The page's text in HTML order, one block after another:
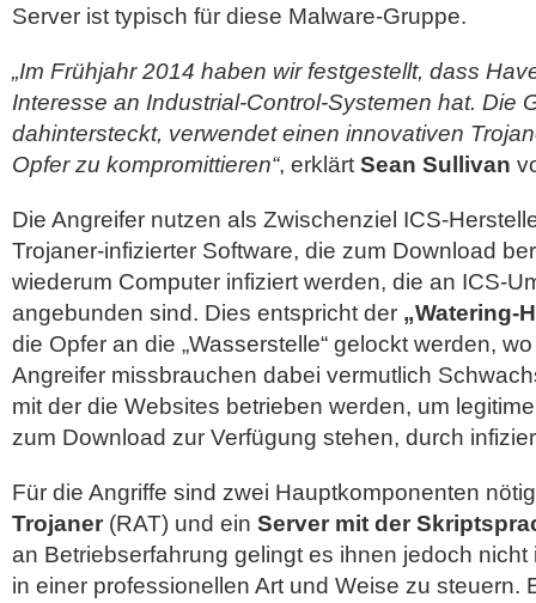
Server ist typisch für diese Malware-Gruppe.
„Im Frühjahr 2014 haben wir festgestellt, dass
Interesse an Industrial-Control-Systemen hat. Die
dahintersteckt, verwendet einen innovativen
Opfer zu kompromittieren“, erklärt Sean Sullivan
Die Angreifer nutzen als Zwischenziel ICS-
Trojaner-infizierter Software, die zum Download
wiederum Computer infiziert werden, die an ICS-
angebunden sind. Dies entspricht der „Watering-
die Opfer an die „Wasserstelle“ gelockt werden,
Angreifer missbrauchen dabei vermutlich
mit der die Websites betrieben werden, um
zum Download zur Verfügung stehen, durch
Für die Angriffe sind zwei Hauptkomponenten
Trojaner (RAT) und ein Server mit der
an Betriebserfahrung gelingt es ihnen jedoch nicht
in einer professionellen Art und Weise zu steuern.